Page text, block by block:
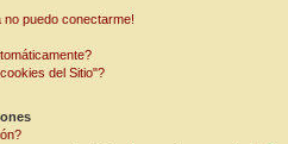
no puedo conectarme!
del Sitio"?